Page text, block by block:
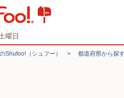
曜日
​Shufoo!​（シュフー） > 都道府県から探